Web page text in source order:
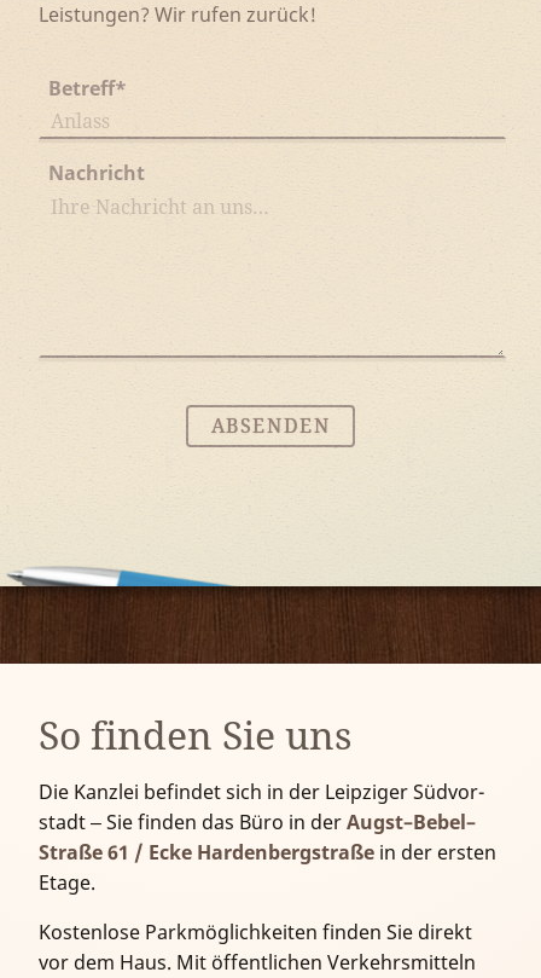
Leistungen? Wir rufen zurück!
Betreff*
Nachricht
ABSENDEN
So finden Sie uns
Die Kanzlei befindet sich in der Leipziger Süd­vor­
stadt ‒ Sie finden das Büro in derAugst–Bebel–
Straße 61 / Ecke Harden­berg­straße in der ersten
Etage.
Kostenlose Parkmöglich­keiten finden Sie direkt
vor dem Haus. Mit öffent­lichen Verkehrs­mitteln